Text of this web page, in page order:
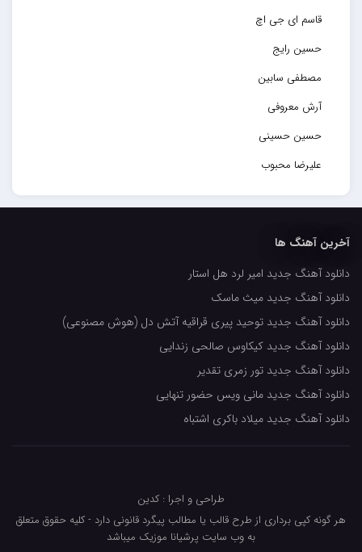
قاسم ای جی اچ
حسین رایج
مصطفی سابین
آرش معروفی
حسین حسینی
علیرضا محبوب
حسین حصارکی
کاپیتان
مجید رضوی
رضا مرانلو
امیر عرفانی
رضا صادقی
سعید شمس
مهرزاد اسفندیاری
آخرین آهنگ ها
دانلود آهنگ جدید امیر لرد هل استار
دانلود آهنگ جدید میث ماسک
دانلود آهنگ جدید توحید پیری قراقیه آتش دل (هوش مصنوعی)
دانلود آهنگ جدید کیکاوس صالحی زندایی
دانلود آهنگ جدید تور زمری تقدیر
دانلود آهنگ جدید مانی ویس حضور تنهایی
دانلود آهنگ جدید میلاد باکری اشتباه
طراحی و اجرا : کدین
هر گونه کپی برداری از طرح قالب یا مطالب پیگرد قانونی دارد - کلیه حقوق متعلق
به وب سایت پرشیانا موزیک میباشد